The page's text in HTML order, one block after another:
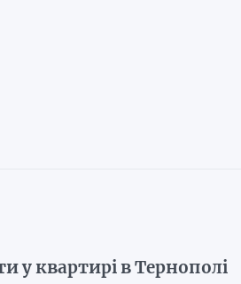
у квартирі в Тернополі